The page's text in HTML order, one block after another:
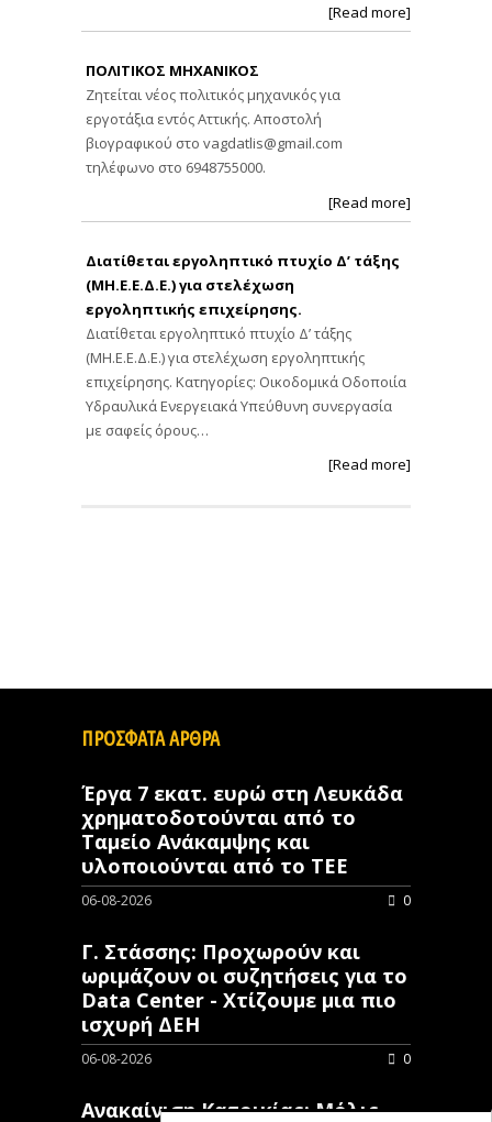
[Read more]
ΠΟΛΙΤΙΚΟΣ ΜΗΧΑΝΙΚΟΣ
Ζητείται νέος πολιτικός μηχανικός για
εργοτάξια εντός Αττικής. Αποστολή
βιογραφικού στο vagdatlis@gmail.com
τηλέφωνο στο 6948755000.
[Read more]
Διατίθεται εργοληπτικό πτυχίο Δ’ τάξης
(ΜΗ.Ε.Ε.Δ.Ε.) για στελέχωση
εργοληπτικής επιχείρησης.
Διατίθεται εργοληπτικό πτυχίο Δ’ τάξης
(ΜΗ.Ε.Ε.Δ.Ε.) για στελέχωση εργοληπτικής
επιχείρησης. Κατηγορίες: Οικοδομικά Οδοποιία
Υδραυλικά Ενεργειακά Υπεύθυνη συνεργασία
με σαφείς όρους…
[Read more]
ΠΡΟΣΦΑΤΑ ΑΡΘΡΑ
Έργα 7 εκατ. ευρώ στη Λευκάδα
χρηματοδοτούνται από το
Ταμείο Ανάκαμψης και
υλοποιούνται από το ΤΕΕ
06-08-2026 0
Γ. Στάσσης: Προχωρούν και
ωριμάζουν οι συζητήσεις για το
Data Center - Χτίζουμε μια πιο
ισχυρή ΔΕΗ
06-08-2026 0
Ανακαίνιση Κατοικίας: Μόλις